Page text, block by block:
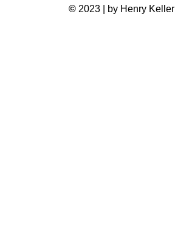
© 2023 | by Henry Keller